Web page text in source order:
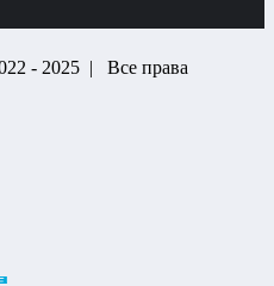
- 2025 | Все права